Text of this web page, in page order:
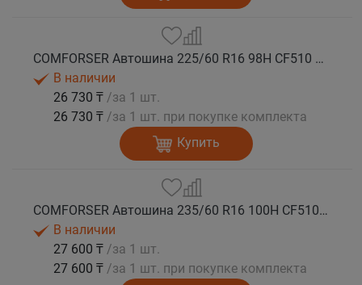
COMFORSER Автошина 225/60 R16 98H CF510 лето
В наличии
26 730 ₸ /за 1 шт.
26 730 ₸ /за 1 шт. при покупке комплекта
Купить
COMFORSER Автошина 235/60 R16 100H CF510 лето
В наличии
27 600 ₸ /за 1 шт.
27 600 ₸ /за 1 шт. при покупке комплекта